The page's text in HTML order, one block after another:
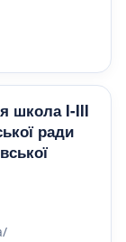
школа I-III
ради